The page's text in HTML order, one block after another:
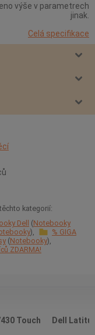
výše v parametrech
jinak.
Celá specifikace
kategorií:
Dell
Notebooky
% GIGA
Notebooky
ZDARMA!
Touch Dell